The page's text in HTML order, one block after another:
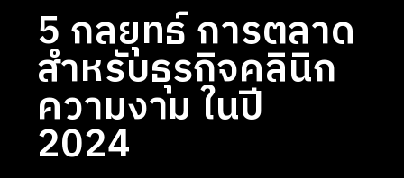
5 กลยุทธ์ การตลาด
สำหรับธุรกิจคลินิก
ความงาม ในปี
2024